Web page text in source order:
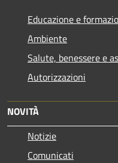
Educazione e
Ambiente
Salute, benessere e
Autorizzazioni
NOVITÀ
Notizie
Comunicati